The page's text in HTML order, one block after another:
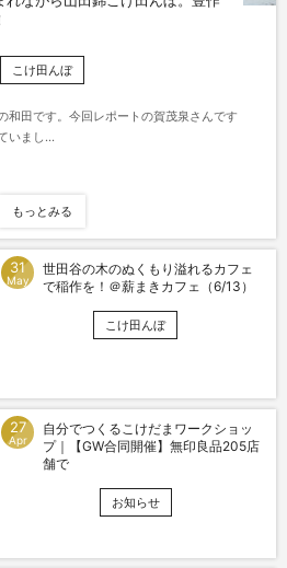
こけ田んぼ
和田です。今回レポートの賀茂泉さんです
いまし...
もっとみる
31
May
世田谷の木のぬくもり溢れるカフェ
で稲作を！＠薪まきカフェ（6/13）
こけ田んぼ
27
Apr
自分でつくるこけだまワークショッ
プ｜【GW合同開催】無印良品205店
舗で
お知らせ